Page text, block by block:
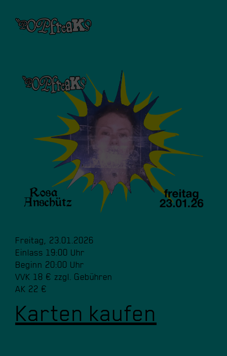
Freitag, 23.01.2026
Einlass 19:00 Uhr
Beginn 20:00 Uhr
VVK 18 € zzgl. Gebühren
AK 22 €
Karten kaufen